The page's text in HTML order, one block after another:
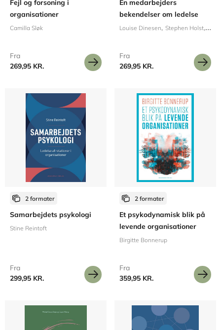
Fejl og forsoning i
organisationer
Camilla Sløk
Fra
269,95 KR.
En medarbejders
bekendelser om ledelse
Louise Dinesen Stephen Holst
Fra
269,95 KR.
2 formater
Samarbejdets psykologi
Stine Reintoft
Fra
299,95 KR.
2 formater
Et psykodynamisk blik på
levende organisationer
Birgitte Bonnerup
Fra
359,95 KR.